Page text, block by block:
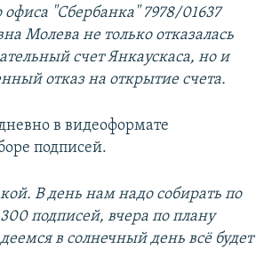
"Сбербанка" 7978/01637
Молева не только отказалась
счет Янкаускаса, но и
отказ на открытие счета.
в видеоформате
подписей.
В день нам надо собирать по
подписей, вчера по плану
в солнечный день всё будет